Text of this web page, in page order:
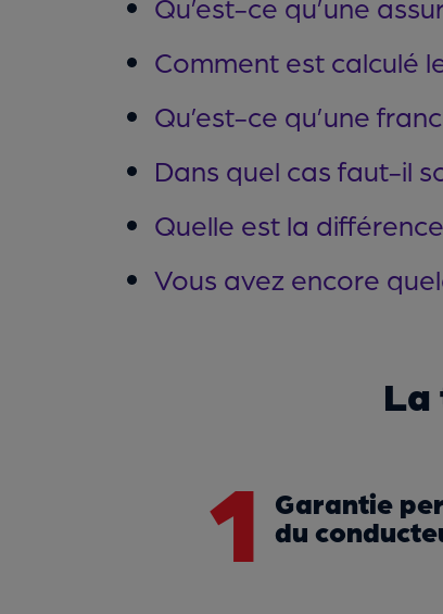
Comment est calculé
Qu’est-ce qu’une
Dans quel cas faut-il
Quelle est la
Vous avez encore
La
1
Garantie
du